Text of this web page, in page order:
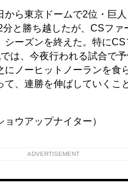
ら東京ドームで2位・巨人
と勝ち越したが、CSファ
シーズンを終えた。特にCS
は、今夜行われる試合で
にノーヒットノーランを食
て、連勝を伸ばしていくこ
ョウアップナイター）
ADVERTISEMENT